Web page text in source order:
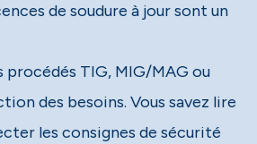
de soudure à jour sont un
procédés TIG, MIG/MAG ou
des besoins. Vous savez lire
les consignes de sécurité